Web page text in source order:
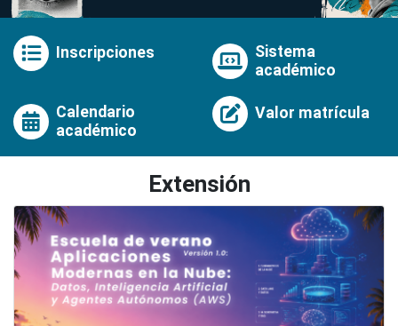
Inscripciones
Sistema
académico
Calendario
académico
Valor matrícula
Extensión